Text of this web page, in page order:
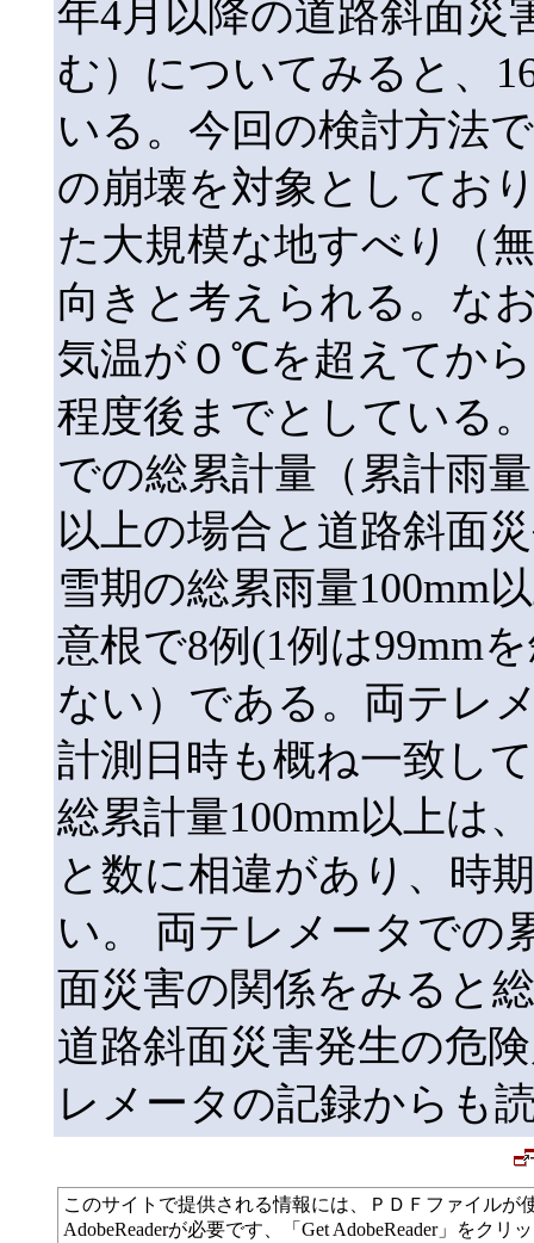
年4月以降の道路斜面災
む）についてみると、
いる。今回の検討方法
の崩壊を対象としてお
た大規模な地すべり（
向きと考えられる。な
気温が０℃を超えてか
程度後までとしている
での総累計量（累計雨
以上の場合と道路斜面
雪期の総累雨量100mm
意根で8例(1例は99mm
ない）である。両テレ
計測日時も概ね一致し
総累計量100mm以上は
と数に相違があり、時
い。 両テレメータでの
面災害の関係をみると
道路斜面災害発生の危
レメータの記録からも
このサイトで提供される情報には、ＰＤＦファイル
AdobeReaderが必要です、「Get AdobeReader」をク